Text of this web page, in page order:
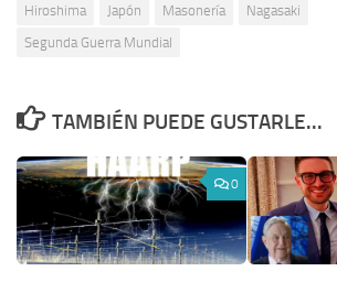
Hiroshima
Japón Masonería
Nagasaki
Segunda Guerra Mundial
TAMBIÉN PUEDE GUSTARLE...
0